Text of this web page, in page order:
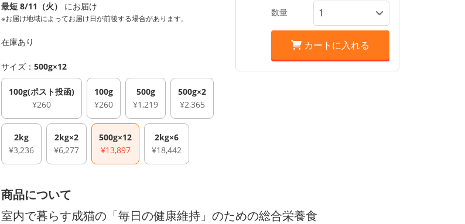
最短 8/11（火） にお届け
※お届け地域によってお届け日が前後する場合があります。
在庫あり
サイズ： 500g×12
100g(ポスト投函)
¥260
100g
¥260
500g
¥1,219
500g×2
¥2,365
2kg
¥3,236
2kg×2
¥6,277
500g×12
¥13,897
2kg×6
¥18,442
数量
カートに入れる
商品について
室内で暮らす成猫の「毎日の健康維持」のための総合栄養食